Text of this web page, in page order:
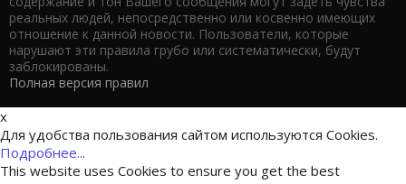
реальных людей, непосредственно или косвенно имеющих
отношение к данной новости. Пользователи, которые
нарушают эти правила грубо или систематически, будут
заблокированы.
Полная версия правил
x
Для удобства пользования сайтом используются Cookies.
Подробнее...
This website uses Cookies to ensure you get the best